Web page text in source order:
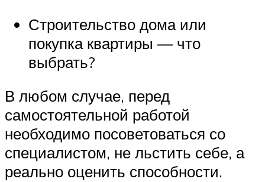
Строительство дома или
покупка квартиры — что
выбрать?
В любом случае, перед
самостоятельной работой
необходимо посоветоваться со
специалистом, не льстить себе, а
реально оценить способности.